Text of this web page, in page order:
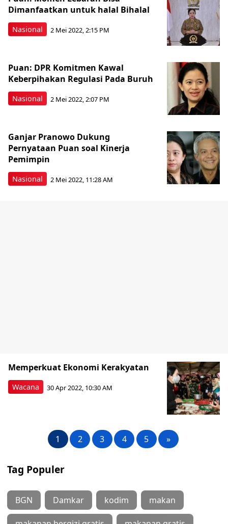
Nasional
Dimanfaatkan untuk halal Bihalal
2 Mei 2022, 2:15 PM
Nasional
Puan: DPR Komitmen Kawal
Keberpihakan Regulasi Pada Buruh
2 Mei 2022, 2:07 PM
Nasional
Ganjar Pranowo Dukung
Pernyataan Puan soal Kinerja
Pemimpin
2 Mei 2022, 11:28 AM
Wacana
Memperkuat Ekonomi Kerakyatan
30 Apr 2022, 10:30 AM
1 2 3 4 5 »
Tag Populer
BGN Damkar kodim makan